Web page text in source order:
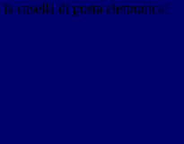
casella di posta elettronica!